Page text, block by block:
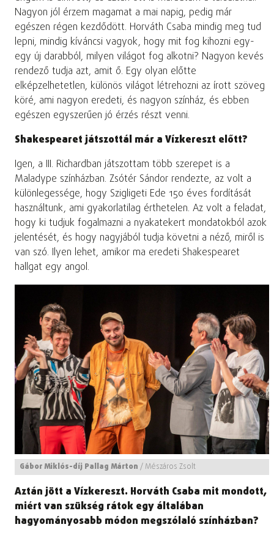
Nagyon jól érzem magamat a mai napig, pedig már
egészen régen kezdődött. Horváth Csaba mindig meg tud
lepni, mindig kíváncsi vagyok, hogy mit fog kihozni egy-
egy új darabból, milyen világot fog alkotni? Nagyon kevés
rendező tudja azt, amit ő. Egy olyan előtte
elképzelhetetlen, különös világot létrehozni az írott szöveg
köré, ami nagyon eredeti, és nagyon színház, és ebben
egészen egyszerűen jó érzés részt venni.
Shakespearet játszottál már a Vízkereszt előtt?
Igen, a III. Richardban játszottam több szerepet is a
Maladype színházban. Zsótér Sándor rendezte, az volt a
különlegessége, hogy Szigligeti Ede 150 éves fordítását
használtunk, ami gyakorlatilag érthetelen. Az volt a feladat,
hogy ki tudjuk fogalmazni a nyakatekert mondatokból azok
jelentését, és hogy nagyjából tudja követni a néző, miről is
van szó. Ilyen lehet, amikor ma eredeti Shakespearet
hallgat egy angol.
Gábor Miklós-díj Pallag Márton / Mészáros Zsolt
Aztán jött a Vízkereszt. Horváth Csaba mit mondott,
miért van szükség rátok egy általában
hagyományosabb módon megszólaló színházban?